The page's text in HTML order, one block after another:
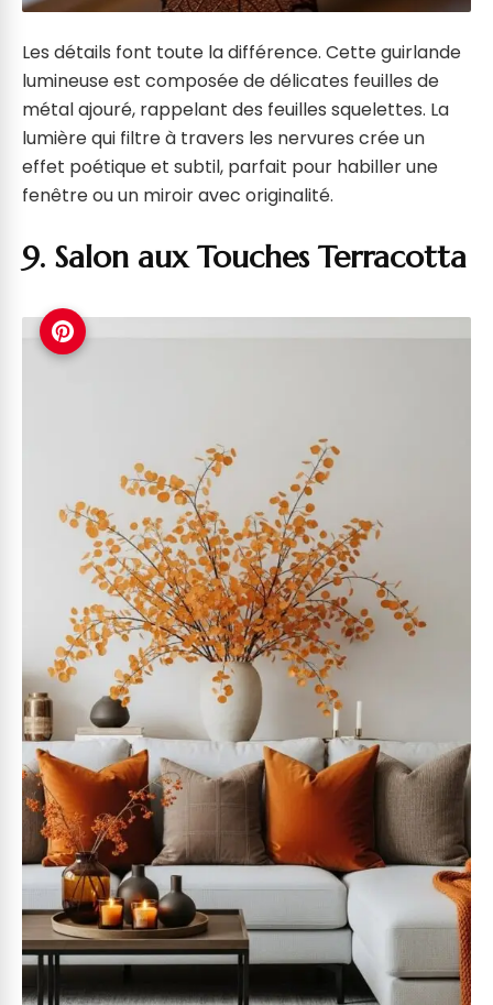
Les détails font toute la différence. Cette guirlande
lumineuse est composée de délicates feuilles de
métal ajouré, rappelant des feuilles squelettes. La
lumière qui filtre à travers les nervures crée un
effet poétique et subtil, parfait pour habiller une
fenêtre ou un miroir avec originalité.
9. Salon aux Touches Terracotta